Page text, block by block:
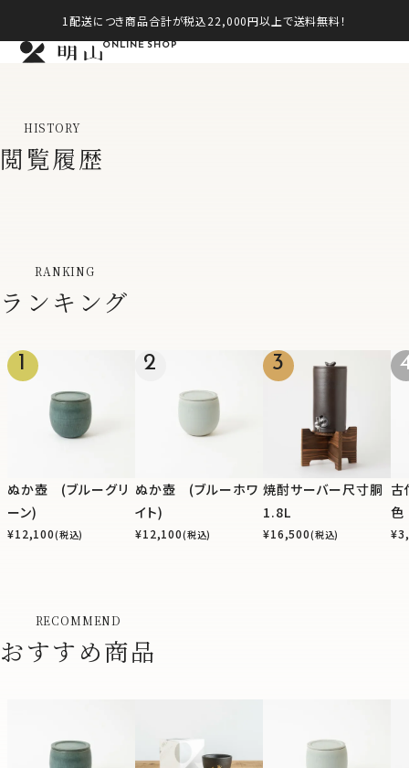
1配送につき商品合計が税込22,000円以上で送料無料！
ONLINE SHOP
HISTORY
閲覧履歴
RANKING
ランキング
ぬか壺 (ブルーグリ
ーン)
¥12,100(税込)
ぬか壺 (ブルーホワ
イト)
¥12,100(税込)
焼酎サーバー尺寸胴
1.8L
¥16,500(税込)
古
色
¥
RECOMMEND
おすすめ商品